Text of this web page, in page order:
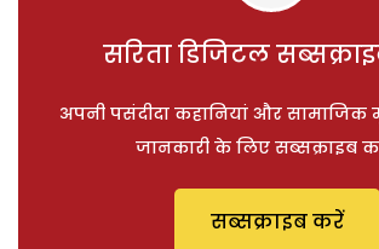
सरिता डिजिटल
अपनी पसंदीदा कहानियां और सामाजिक
जानकारी के लिए सब्सक्राइब
सब्सक्राइब करें